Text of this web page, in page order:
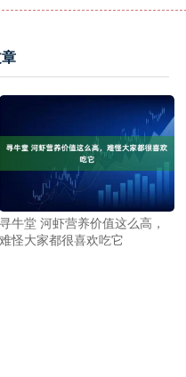
寻牛堂 河虾营养价值这么高，
难怪大家都很喜欢吃它